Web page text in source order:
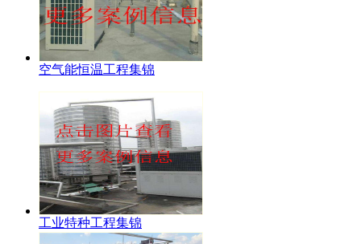
空气能恒温工程集锦
工业特种工程集锦